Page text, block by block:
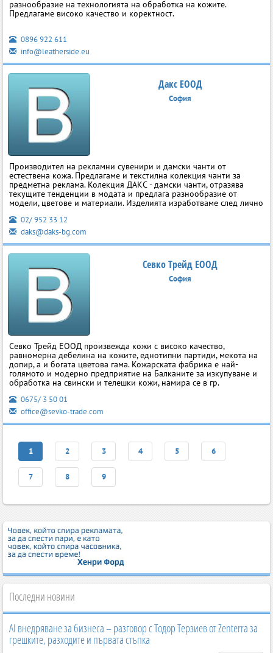
разнообразие на технологията на обработка на кожите.
Предлагаме високо качество и коректност.
0896 922 611
info@leatherside.eu
Дакс ЕООД
София
Производител на рекламни сувенири и дамски чанти от
естествена кожа. Предлагаме и текстилна колекция чанти за
предметна реклама. Колекция ДАКС - дамски чанти, отразява
текущите тенденции в модата и предлага разнообразие от
модели, цветове и материали. Изделията изработваме след лично
02/ 952 33 12
daks@daks-bg.com
Севко Трейд ЕООД
София
Севко Трейд ЕООД произвежда кожи с високо качество,
равномерна дебелина на кожите, еднотипни партиди, мекота на
допир, а и богата цветова гама. Кожарската фабрика е най-
голямото и модерно предприятие на Балканите за изкупуване и
обработка на свински и телешки кожи, намира се в гр.
0675/ 3 50 01
office@sevko-trade.com
1 2 3 4 5 6
7 8 9
Последни новини
AI внедряване за бизнеса – разговор с Тодор Терзиев от Zenterra за
грешките, разходите и първата стъпка